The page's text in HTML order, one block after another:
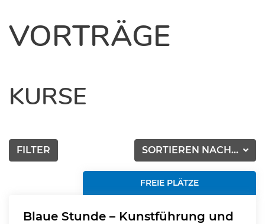
VORTRÄGE
KURSE
SORTIEREN NACH...
FILTER
FREIE PLÄTZE
Blaue Stunde – Kunstführung und